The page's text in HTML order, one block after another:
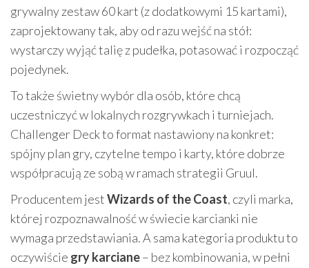
grywalny zestaw 60 kart (z dodatkowymi 15 kartami),
zaprojektowany tak, aby od razu wejść na stół:
wystarczy wyjąć talię z pudełka, potasować i rozpocząć
pojedynek.
To także świetny wybór dla osób, które chcą
uczestniczyć w lokalnych rozgrywkach i turniejach.
Challenger Deck to format nastawiony na konkret:
spójny plan gry, czytelne tempo i karty, które dobrze
współpracują ze sobą w ramach strategii Gruul.
Producentem jestWizards of the Coast, czyli marka,
której rozpoznawalność w świecie karcianki nie
wymaga przedstawiania. A sama kategoria produktu to
oczywiście gry karciane– bez kombinowania, w pełni